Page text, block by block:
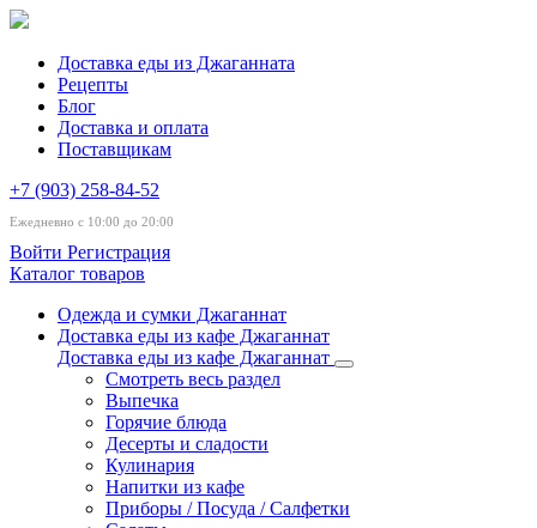
Доставка еды из Джаганната
Рецепты
Блог
Доставка и оплата
Поставщикам
+7 (903) 258-84-52
Ежедневно с 10:00 до 20:00
Войти Регистрация
Каталог товаров
Одежда и сумки Джаганнат
Доставка еды из кафе Джаганнат
Доставка еды из кафе Джаганнат
Смотреть весь раздел
Выпечка
Горячие блюда
Десерты и сладости
Кулинария
Напитки из кафе
Приборы / Посуда / Салфетки